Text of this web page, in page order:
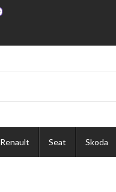
Renault Seat Skoda